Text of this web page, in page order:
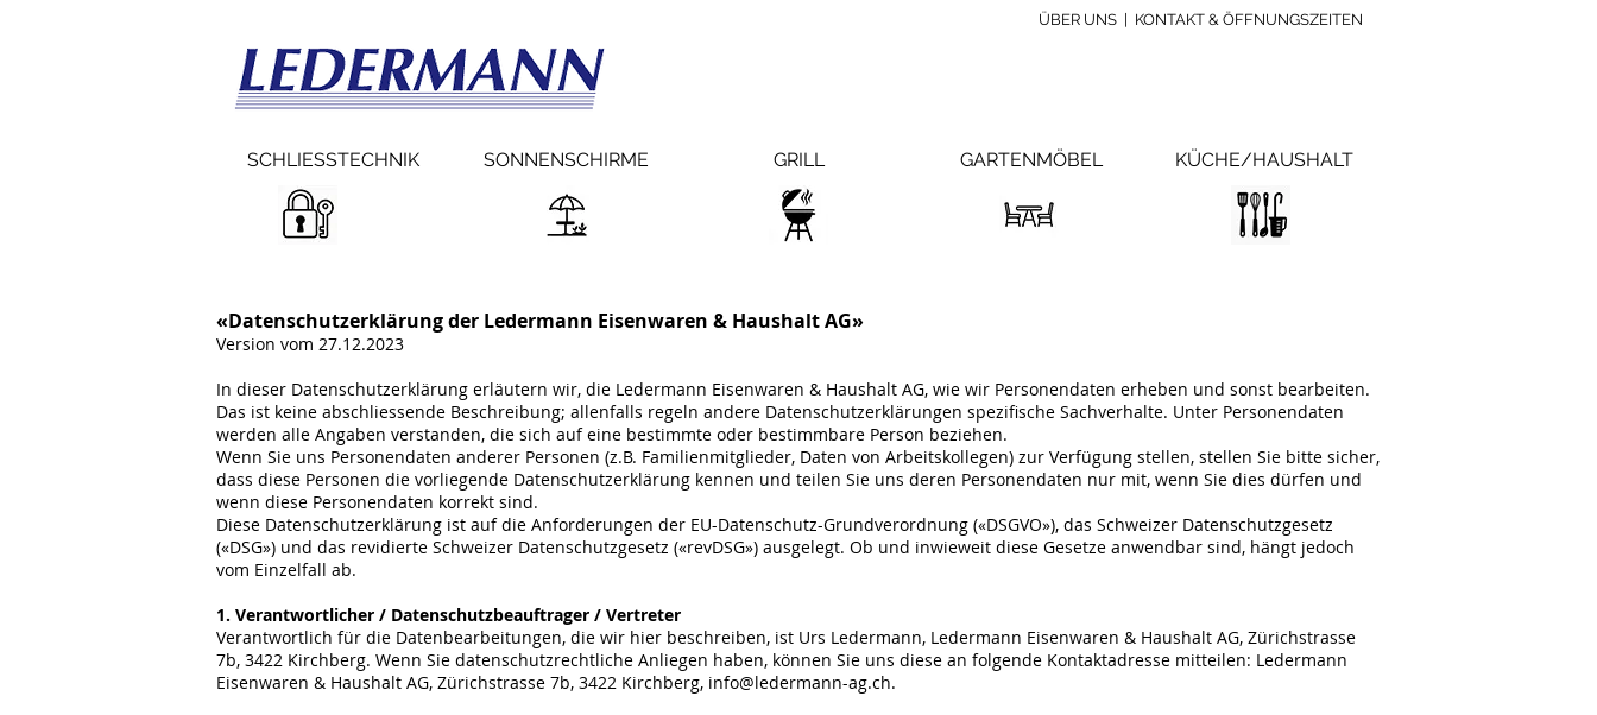
ÜBER UNS KONTAKT & ÖFFNUNGSZEITEN
SCHLIESSTECHNIK SONNENSCHIRME GRILL GARTENMÖBEL KÜCHE/HAUSHALT
«Datenschutzerklärung der Ledermann Eisenwaren & Haushalt AG»
Version vom 27.12.2023
In dieser Datenschutzerklärung erläutern wir, die Ledermann Eisenwaren & Haushalt AG, wie wir Personendaten erheben und sonst bearbeiten.
Das ist keine abschliessende Beschreibung; allenfalls regeln andere Datenschutzerklärungen spezifische Sachverhalte. Unter Personendaten
werden alle Angaben verstanden, die sich auf eine bestimmte oder bestimmbare Person beziehen.
Wenn Sie uns Personendaten anderer Personen (z.B. Familienmitglieder, Daten von Arbeitskollegen) zur Verfügung stellen, stellen Sie bitte sicher,
dass diese Personen die vorliegende Datenschutzerklärung kennen und teilen Sie uns deren Personendaten nur mit, wenn Sie dies dürfen und
wenn diese Personendaten korrekt sind.
Diese Datenschutzerklärung ist auf die Anforderungen der EU-Datenschutz-Grundverordnung («DSGVO»), das Schweizer Datenschutzgesetz
(«DSG») und das revidierte Schweizer Datenschutzgesetz («revDSG») ausgelegt. Ob und inwieweit diese Gesetze anwendbar sind, hängt jedoch
vom Einzelfall ab.
1. Verantwortlicher / Datenschutzbeauftrager / Vertreter
Verantwortlich für die Datenbearbeitungen, die wir hier beschreiben, ist Urs Ledermann, Ledermann Eisenwaren & Haushalt AG, Zürichstrasse
7b, 3422 Kirchberg. Wenn Sie datenschutzrechtliche Anliegen haben, können Sie uns diese an folgende Kontaktadresse mitteilen: Ledermann
Eisenwaren & Haushalt AG, Zürichstrasse 7b, 3422 Kirchberg, info@ledermann-ag.ch.